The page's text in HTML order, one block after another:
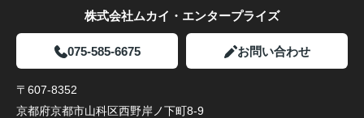
株式会社ムカイ・エンタープライズ
075-585-6675 お問い合わせ
〒607-8352
京都府京都市山科区西野岸ノ下町8-9